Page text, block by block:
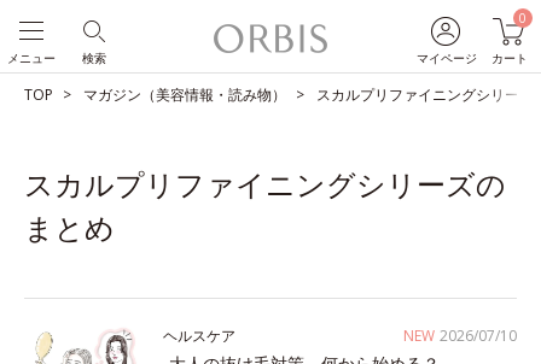
マイページ
0
カート
検索
メニュー
TOP マガジン（美容情報・読み物） スカルプリファイニングシリーズ
スカルプリファイニングシリーズの
まとめ
NEW 2026/07/10
ヘルスケア